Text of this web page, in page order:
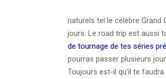
naturels tel le célèbre Grand
jours. Le road trip est aussi
de tournage de tes séries
pourras passer plusieurs
Toujours est-il qu’il te faudra